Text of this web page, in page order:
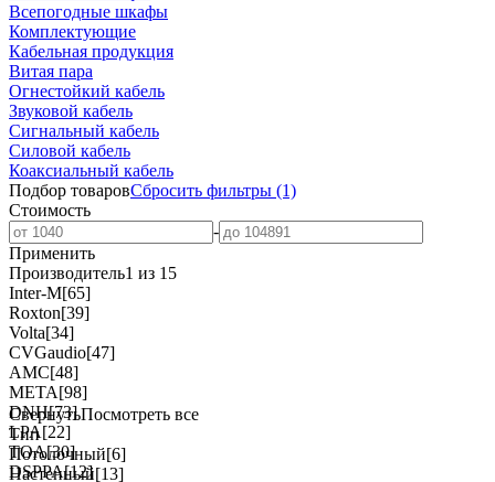
Всепогодные шкафы
Комплектующие
Кабельная продукция
Витая пара
Огнестойкий кабель
Звуковой кабель
Сигнальный кабель
Силовой кабель
Коаксиальный кабель
Подбор товаровСбросить фильтры (1)
Стоимость
-
Применить
Производитель1 из 15
Inter-M[65]
Roxton[39]
Volta[34]
CVGaudio[47]
AMC[48]
МЕТА[98]
DNH[73]
LPA[22]
TOA[30]
DSPPA[12]
СвернутьПосмотреть все
Тип
Потолочный[6]
Настенный[13]